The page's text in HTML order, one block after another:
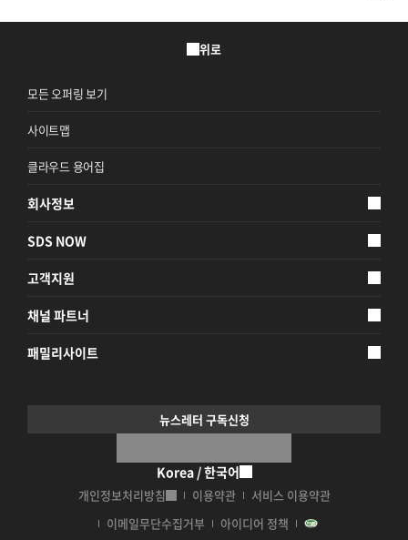
위로
모든 오퍼링 보기
사이트맵
클라우드 용어집
회사정보
SDS NOW
고객지원
채널 파트너
패밀리사이트
뉴스레터 구독신청
Korea / 한국어
개인정보처리방침 이용약관
서비스 이용약관
이메일무단수집거부
아이디어 정책